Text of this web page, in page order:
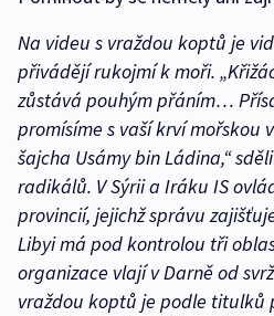
Na videu s vraždou koptů je
přivádějí rukojmí k moři.
zůstává pouhým přáním…
promísíme s vaší krví mořskou
šajcha Usámy bin Ládina,“
radikálů. V Sýrii a Iráku IS
provincií, jejichž správu
Libyi má pod kontrolou tři
organizace vlají v Darně od
vraždou koptů je podle titulků